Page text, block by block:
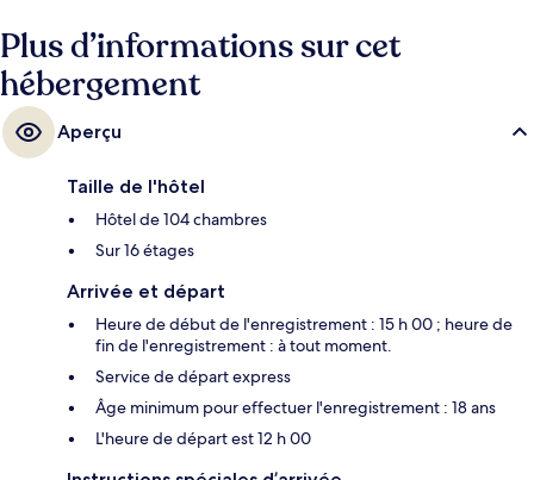
Memorial Hall se trouve à 10 min et Station Taipei City Hall, à 13 min.
Plus d’informations sur cet
hébergement
Aperçu
Taille de l'hôtel
Hôtel de 104 chambres
Sur 16 étages
Arrivée et départ
Heure de début de l'enregistrement : 15 h 00 ; heure de
fin de l'enregistrement : à tout moment.
Service de départ express
Âge minimum pour effectuer l'enregistrement : 18 ans
L'heure de départ est 12 h 00